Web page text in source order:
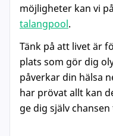
möjligheter kan vi
talangpool.
Tänk på att livet är
plats som gör dig
påverkar din hälsa
har prövat allt kan
ge dig själv